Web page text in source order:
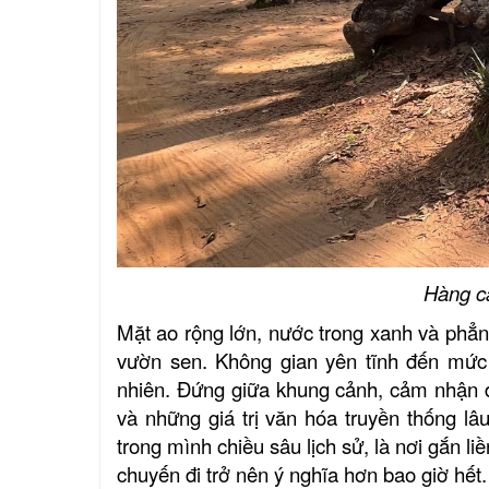
Hàng
Mặt ao rộng lớn, nước trong xanh và
vườn sen. Không gian yên tĩnh đến
nhiên. Đứng giữa khung cảnh, cảm
và những giá trị văn hóa truyền thống
trong mình chiều sâu lịch sử, là nơi gắn
chuyến đi trở nên ý nghĩa hơn bao giờ hết.